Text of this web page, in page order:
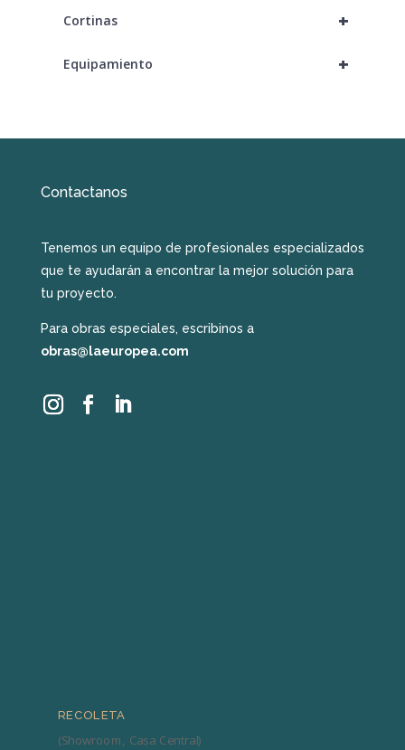
+
Cortinas
+
Equipamiento
Contactanos
Tenemos un equipo de profesionales especializados
que te ayudarán a encontrar la mejor solución para
tu proyecto.
Para obras especiales, escribinos a
obras@laeuropea.com
RECOLETA
(Showroom, Casa Central)